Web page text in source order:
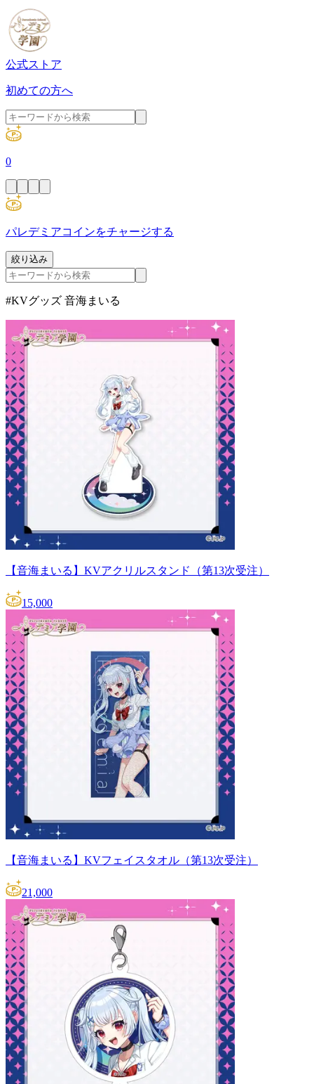
公式ストア
初めての方へ
0
パレデミアコインをチャージする
絞り込み
#KVグッズ 音海まいる
【音海まいる】KVアクリルスタンド（第13次受注）
15,000
【音海まいる】KVフェイスタオル（第13次受注）
21,000